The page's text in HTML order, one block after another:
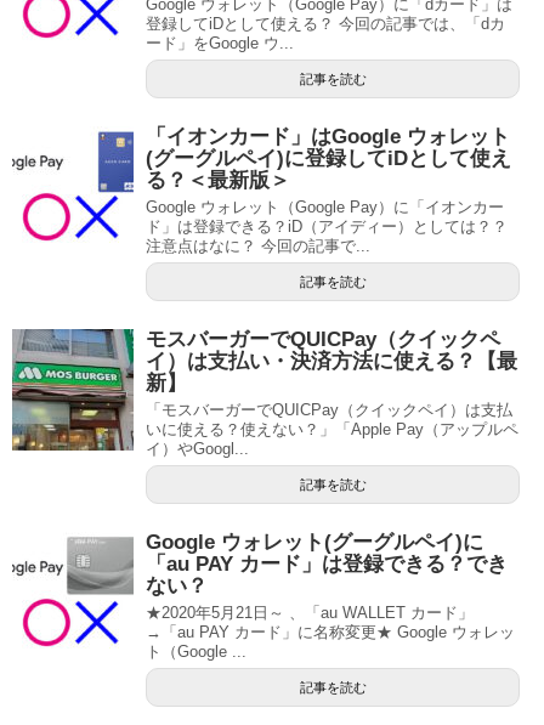
Google ウォレット（Google Pay）に「dカード」は
登録してiDとして使える？ 今回の記事では、「dカ
ード」をGoogle ウ...
記事を読む
「イオンカード」はGoogle ウォレット
(グーグルペイ)に登録してiDとして使え
る？＜最新版＞
Google ウォレット（Google Pay）に「イオンカー
ド」は登録できる？iD（アイディー）としては？？
注意点はなに？ 今回の記事で...
記事を読む
モスバーガーでQUICPay（クイックペ
イ）は支払い・決済方法に使える？【最
新】
「モスバーガーでQUICPay（クイックペイ）は支払
いに使える？使えない？」「Apple Pay（アップルペ
イ）やGoogl...
記事を読む
Google ウォレット(グーグルペイ)に
「au PAY カード」は登録できる？でき
ない？
★2020年5月21日～ 、「au WALLET カード」
→「au PAY カード」に名称変更★ Google ウォレッ
ト（Google ...
記事を読む